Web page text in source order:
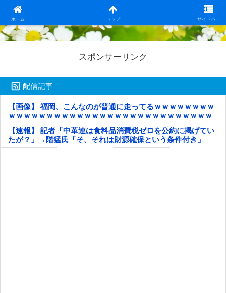
ホーム トップ サイドバー
日本第一！ニュース録
スポンサーリンク
配信記事
【画像】 福岡、こんなのが普通に走ってるｗｗｗｗｗｗｗｗ
ｗｗｗｗｗｗｗｗｗｗｗｗｗｗｗｗｗｗｗｗｗｗｗｗｗｗｗ
ｗｗｗｗｗ
【速報】 記者「中革連は食料品消費税ゼロを公約に掲げてい
たが？」→階猛氏「そ、それは財源確保という条件付き」